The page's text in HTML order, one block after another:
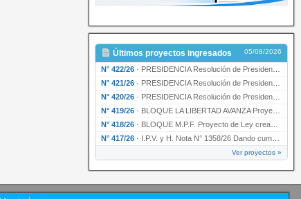
Últimos proyectos ingresados 05/08/2026
N° 422/26 · PRESIDENCIA Resolución de Presidencia N° 200/26 para su ratificación.
N° 421/26 · PRESIDENCIA Resolución de Presidencia N° 199/26 para su ratificación.
N° 420/26 · PRESIDENCIA Resolución de Presidencia N° 198/26 para su ratificación.
N° 419/26 · BLOQUE LA LIBERTAD AVANZA Proyecto de Ley declarando la esencialidad del servicio educativ…
N° 418/26 · BLOQUE M.P.F. Proyecto de Ley creando el Ente Único Regulador de servicios públicos de la …
N° 417/26 · I.P.V. y H. Nota N° 1358/26 Dando cumplimiento al artículo 29 de la Ley provincial N° 1399…
Ver proyectos »